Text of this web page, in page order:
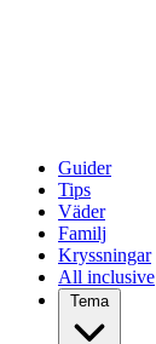
Guider
Tips
Väder
Familj
Kryssningar
All inclusive
Tema